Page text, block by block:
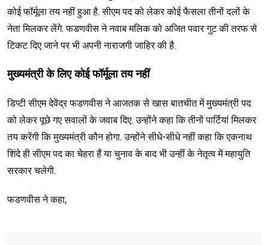
कोई फॉर्मूला तय नहीं हुआ है. सीएम पद को लेकर कोई फैसला तीनों दलों के
नेता मिलकर लेंगे. फडणवीस ने नवाब मलिक को अजित पवार गुट की तरफ से
टिकट दिए जाने पर भी अपनी नाराजगी जाहिर की है.
मुख्यमंत्री के लिए कोई फॉर्मूला तय नहीं
डिप्टी सीएम देवेंद्र फडणवीस ने आजतक से खास बातचीत में मुख्यमंत्री पद
को लेकर पूछे गए सवालों के जवाब दिए. उन्होंने कहा कि तीनों पार्टियां मिलकर
तय करेंगी कि मुख्यमंत्री कौन होगा. उन्होंने सीधे-सीधे नहीं कहा कि एकनाथ
शिंदे ही सीएम पद का चेहरा हैं या चुनाव के बाद भी उन्हीं के नेतृत्व में महायुति
सरकार चलेगी.
फडणवीस ने कहा,